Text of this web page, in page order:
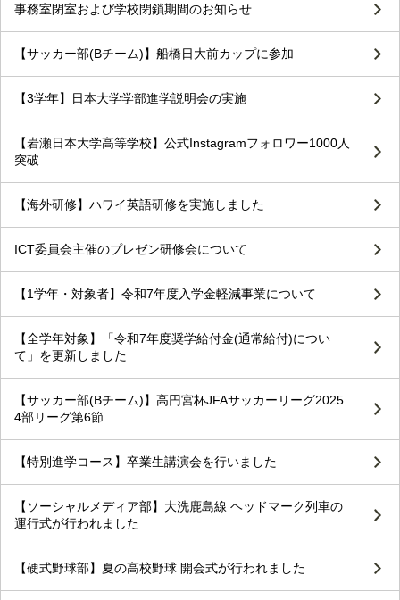
事務室閉室および学校閉鎖期間のお知らせ
【サッカー部(Bチーム)】船橋日大前カップに参加
【3学年】日本大学学部進学説明会の実施
【岩瀬日本大学高等学校】公式Instagramフォロワー1000人
突破
【海外研修】ハワイ英語研修を実施しました
ICT委員会主催のプレゼン研修会について
【1学年・対象者】令和7年度入学金軽減事業について
【全学年対象】「令和7年度奨学給付金(通常給付)につい
て」を更新しました
【サッカー部(Bチーム)】高円宮杯JFAサッカーリーグ2025
4部リーグ第6節
【特別進学コース】卒業生講演会を行いました
【ソーシャルメディア部】大洗鹿島線 ヘッドマーク列車の
運行式が行われました
【硬式野球部】夏の高校野球 開会式が行われました